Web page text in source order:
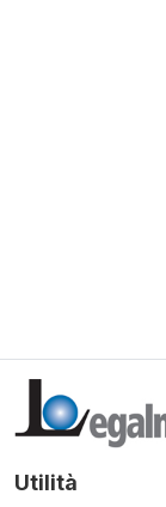
Utilità